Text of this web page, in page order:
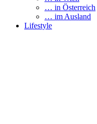
… in Österreich
… im Ausland
Lifestyle